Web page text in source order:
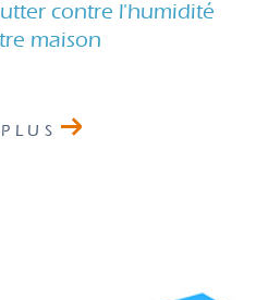
contre l'humidité
maison